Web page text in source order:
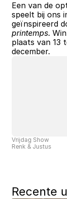
Een van de
speelt bij ons
geïnspireerd
printemps.
plaats van 13
december.
Vrijdag Show
Renk & Justus
Recente